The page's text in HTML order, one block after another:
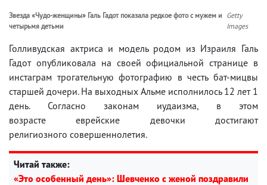
Звезда «Чудо-женщины» Галь Гадот показала редкое фото с мужем и
четырьмя детьми
Getty
Images
Голливудская актриса и модель родом из Израиля Галь
Гадот опубликовала на своей официальной странице в
инстаграм трогательную фотографию в честь бат-мицвы
старшей дочери. На выходных Альме исполнилось 12 лет 1
день. Согласно законам иудаизма, в этом
возрасте еврейские девочки достигают
религиозного совершеннолетия.
Читай также:
«Это особенный день»: Шевченко с женой поздравили